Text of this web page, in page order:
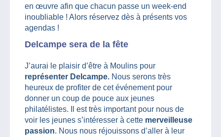
en œuvre afin que chacun passe un week-end
inoubliable ! Alors réservez dès à présents vos
agendas !
Delcampe sera de la fête
J’aurai le plaisir d’être à Moulins pour
représenter Delcampe. Nous serons très
heureux de profiter de cet événement pour
donner un coup de pouce aux jeunes
philatélistes. Il est très important pour nous de
voir les jeunes s’intéresser à cette merveilleuse
passion. Nous nous réjouissons d’aller à leur